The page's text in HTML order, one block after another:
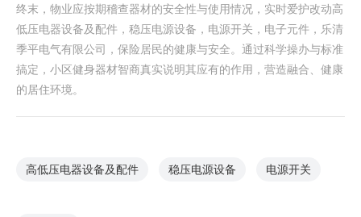
终末，物业应按期稽查器材的安全性与使用情况，实时爱护改动高
低压电器设备及配件，稳压电源设备，电源开关，电子元件，乐清
季平电气有限公司，保险居民的健康与安全。通过科学操办与标准
搞定，小区健身器材智商真实说明其应有的作用，营造融合、健康
的居住环境。
高低压电器设备及配件 稳压电源设备 电源开关